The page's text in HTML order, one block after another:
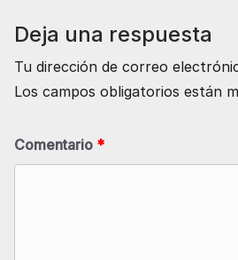
Deja una respuesta
Tu dirección de correo
Los campos obligatorios están
Comentario *